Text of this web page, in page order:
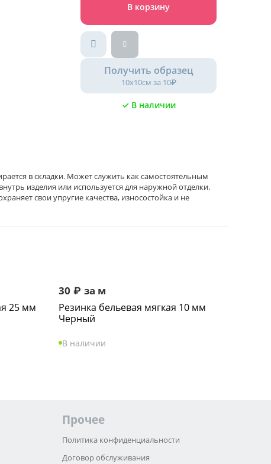
В корзину
Получить образец
10х10см за 10₽
✓ В наличии
в складки. Может служить как самостоятельным
изделия или используется для наружной отделки.
свои упругие качества, износостойка и не
25 мм
30 ₽ за м
Резинка бельевая мягкая 10 мм
Черный
В наличии
Прочее
Политика конфиденциальности
Договор обслуживания